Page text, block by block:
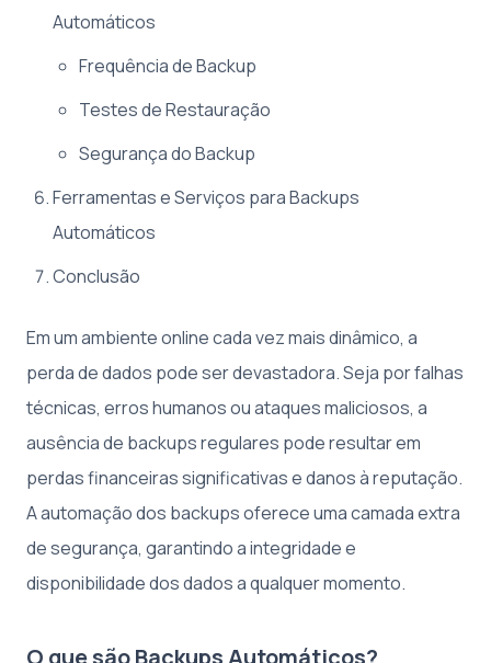
Automáticos
Frequência de Backup
Testes de Restauração
Segurança do Backup
Ferramentas e Serviços para Backups
Automáticos
Conclusão
Em um ambiente online cada vez mais dinâmico, a
perda de dados pode ser devastadora. Seja por falhas
técnicas, erros humanos ou ataques maliciosos, a
ausência de backups regulares pode resultar em
perdas financeiras significativas e danos à reputação.
A automação dos backups oferece uma camada extra
de segurança, garantindo a integridade e
disponibilidade dos dados a qualquer momento.
O que são Backups Automáticos?